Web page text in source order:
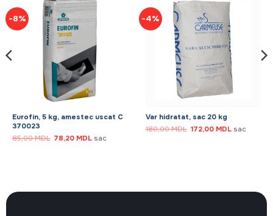
-8%
Eurofin, 5 kg, amestec uscat C
370023
85,00MDL Prețul
inițial
78,20 MDLPrețul
sac
-4%
Var hidratat, sac 20 kg
180,00MDL Prețul
inițial
172,00 MDLPrețul
sac